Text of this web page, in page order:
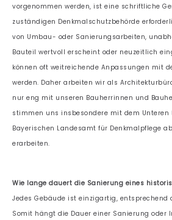
vorgenommen werden, ist eine schriftliche
zuständigen Denkmalschutzbehörde
von Umbau- oder Sanierungsarbeiten,
Bauteil wertvoll erscheint oder neuzeitlich
können oft weitreichende Anpassungen mit
werden. Daher arbeiten wir als
nur eng mit unseren Bauherrinnen und
stimmen uns insbesondere mit dem Unteren
Bayerischen Landesamt für Denkmalpflege
erarbeiten.
Wie lange dauert die Sanierung eines
Jedes Gebäude ist einzigartig, entsprechend
Somit hängt die Dauer einer Sanierung oder